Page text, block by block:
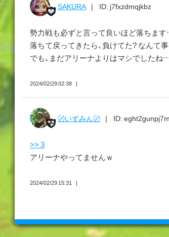
SAKURA ID: j7fxzdmqjkbz
勢力戦も必ずと言って良いほど落ちま
落ちて戻ってきたら、負けてた? なんて事
でも、まだアリーナよりはマシでしたね
2024/02/29 02:38
〄いずみん〄 ID: eght2gunpj7m
>> 3
アリーナやってませんｗ
2024/02/29 15:31